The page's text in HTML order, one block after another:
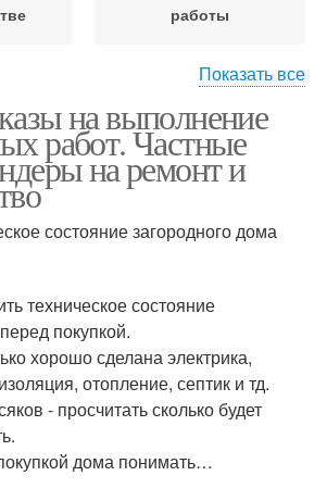
работы
петербурге
Частные работы
Показать все
на выполнение
работ. Частные
на ремонт и
состояние загородного дома
техническое состояние
покупкой.
хорошо сделана электрика,
отопление, септик и тд.
- просчитать сколько будет
дома понимать…